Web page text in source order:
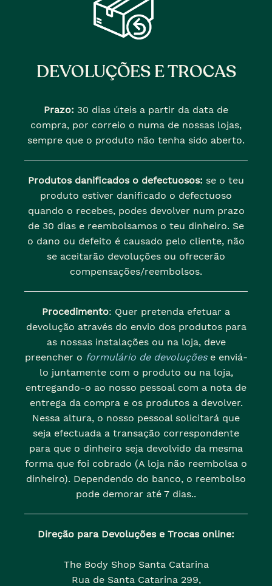
DEVOLUÇÕES E TROCAS
Prazo: 30 dias úteis a partir da data de
compra, por correio o numa de nossas lojas,
sempre que o produto não tenha sido aberto.
Produtos danificados o defectuosos: se o teu
produto estiver danificado o defectuoso
quando o recebes, podes devolver num prazo
de 30 dias e reembolsamos o teu dinheiro. Se
o dano ou defeito é causado pelo cliente, não
se aceitarão devoluções ou ofrecerão
compensações/reembolsos.
Procedimento: Quer pretenda efetuar a
devolução através do envio dos produtos para
as nossas instalações ou na loja, deve
preencher o formulário de devoluçõese enviá-
lo juntamente com o produto ou na loja,
entregando-o ao nosso pessoal com a nota de
entrega da compra e os produtos a devolver.
Nessa altura, o nosso pessoal solicitará que
seja efectuada a transação correspondente
para que o dinheiro seja devolvido da mesma
forma que foi cobrado (A loja não reembolsa o
dinheiro). Dependendo do banco, o reembolso
pode demorar até 7 dias..
Direção para Devoluções e Trocas online:
The Body Shop Santa Catarina
Rua de Santa Catarina 299,